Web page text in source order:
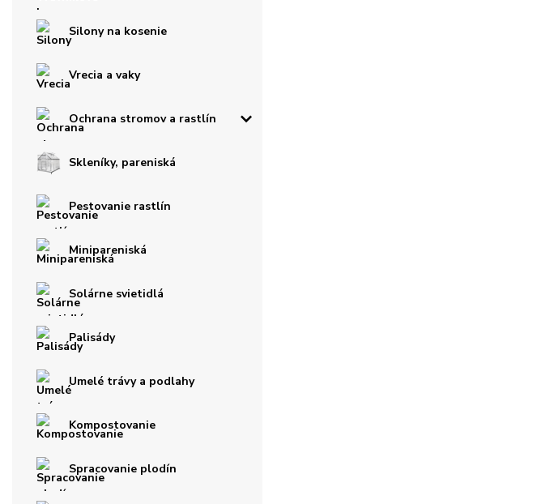
Silony na kosenie
Vrecia a vaky
Ochrana stromov a rastlín
Skleníky, pareniská
Pestovanie rastlín
Minipareniská
Solárne svietidlá
Palisády
Umelé trávy a podlahy
Kompostovanie
Spracovanie plodín